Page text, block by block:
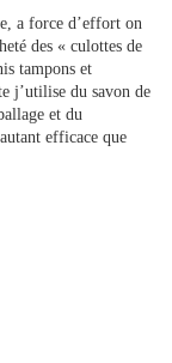
a force d’effort on
des « culottes de
tampons et
j’utilise du savon de
et du
efficace que